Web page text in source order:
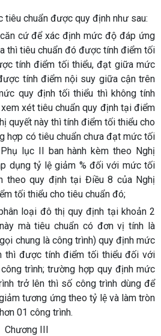
tiêu chuẩn được quy định như sau:
cứ để xác định mức độ đáp ứng
thì tiêu chuẩn đó được tính điểm tối
tính điểm tối thiểu, đạt giữa mức
tính điểm nội suy giữa cận trên
quy định tối thiểu thì không tính
xét tiêu chuẩn quy định tại điểm
quyết này thì tính điểm tối thiểu cho
hợp có tiêu chuẩn chưa đạt mức tối
lục II ban hành kèm theo Nghị
dụng tỷ lệ giảm % đối với mức tối
theo quy định tại Điều 8 của Nghị
tối thiểu cho tiêu chuẩn đó;
loại đô thị quy định tại khoản 2
mà tiêu chuẩn có đơn vị tính là
chung là công trình) quy định mức
thì được tính điểm tối thiểu đối với
trình; trường hợp quy định mức
trở lên thì số công trình dùng để
tương ứng theo tỷ lệ và làm tròn
01 công trình.
Chương III